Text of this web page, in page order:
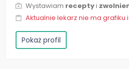
Wystawiam receptyi
Aktualnie lekarz nie ma grafiku
Pokaż profil